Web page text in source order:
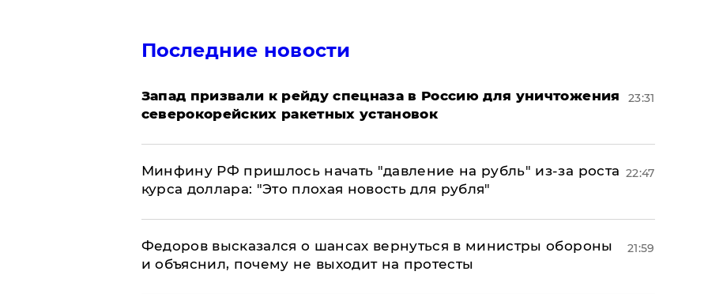
Последние новости
Запад призвали к рейду спецназа в Россию для уничтожения
северокорейских ракетных установок
23:31
Минфину РФ пришлось начать "давление на рубль" из-за роста
курса доллара: "Это плохая новость для рубля"
22:47
Федоров высказался о шансах вернуться в министры обороны
и объяснил, почему не выходит на протесты
21:59